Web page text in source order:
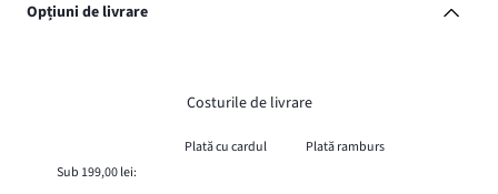
Opțiuni de livrare
Costurile de livrare
Plată cu cardul
Plată ramburs
Sub 199,00 lei: